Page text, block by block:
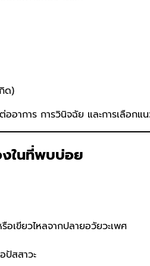
ด)
อาการ การวินิจฉัย และการเลือกแ
งในที่พบบ่อย
เขียวไหลจากปลายอวัยวะเพศ
ปัสสาวะ